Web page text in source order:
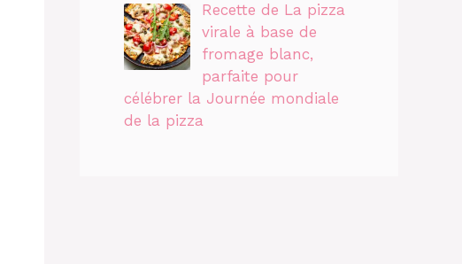
Recette de La pizza
virale à base de
fromage blanc,
parfaite pour
célébrer la Journée mondiale
de la pizza